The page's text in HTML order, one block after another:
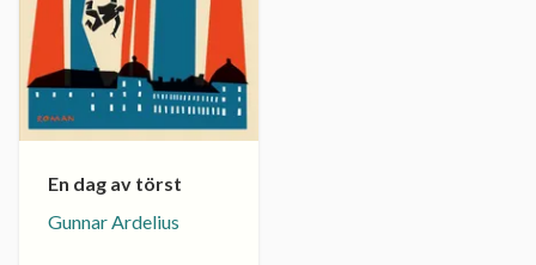
En dag av törst
Gunnar Ardelius